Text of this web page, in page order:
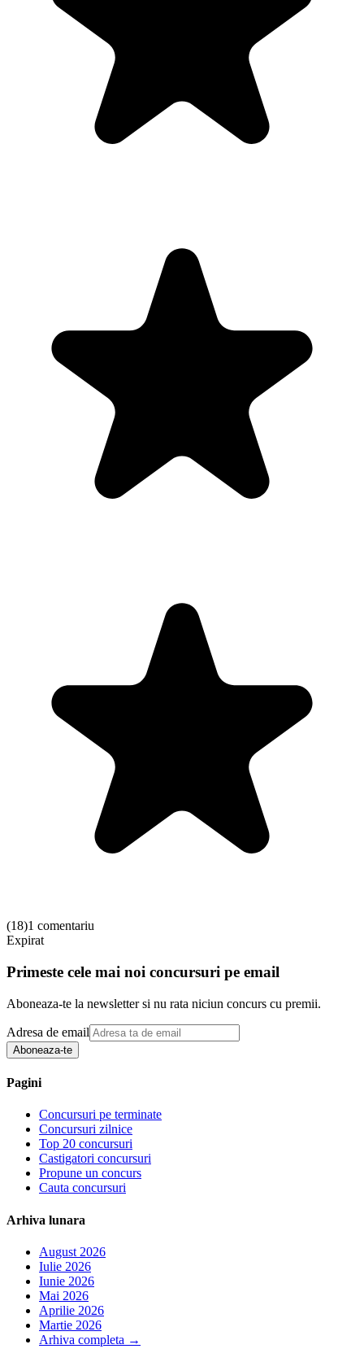
(18)1 comentariu
Expirat
Primeste cele mai noi concursuri pe email
Aboneaza-te la newsletter si nu rata niciun concurs cu premii.
Adresa de email
Aboneaza-te
Pagini
Concursuri pe terminate
Concursuri zilnice
Top 20 concursuri
Castigatori concursuri
Propune un concurs
Cauta concursuri
Arhiva lunara
August 2026
Iulie 2026
Iunie 2026
Mai 2026
Aprilie 2026
Martie 2026
Arhiva completa →